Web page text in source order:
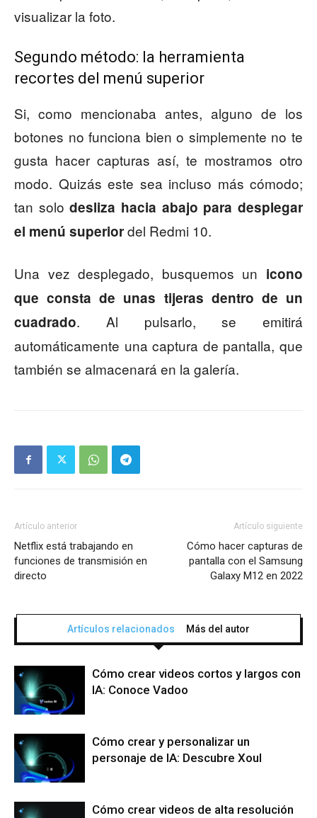
visualizar la foto.
Segundo método: la herramienta
recortes del menú superior
Si, como mencionaba antes, alguno de los
botones no funciona bien o simplemente no te
gusta hacer capturas así, te mostramos otro
modo. Quizás este sea incluso más cómodo;
tan solodesliza hacia abajo para desplegar
el menú superiordel Redmi 10.
Una vez desplegado, busquemos un icono
que consta de unas tijeras dentro de un
cuadrado. Al pulsarlo, se emitirá
automáticamente una captura de pantalla, que
también se almacenará en la galería.
Artículo anterior
Netflix está trabajando en
funciones de transmisión en
directo
Artículo siguiente
Cómo hacer capturas de
pantalla con el Samsung
Galaxy M12 en 2022
Artículos relacionados Más del autor
Cómo crear videos cortos y largos con
IA: Conoce Vadoo
Cómo crear y personalizar un
personaje de IA: Descubre Xoul
Cómo crear videos de alta resolución